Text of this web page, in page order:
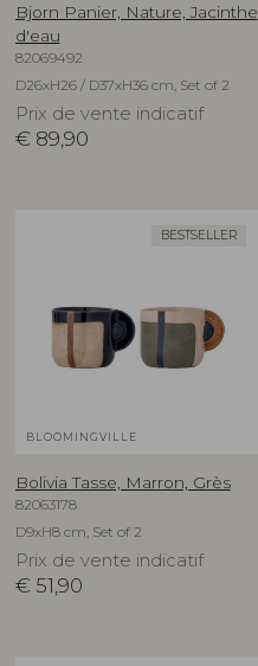
Bjorn Panier, Nature, Jacinthe
d'eau
82069492
D26xH26 / D37xH36 cm, Set of 2
Prix de vente indicatif
€ 89,90
BESTSELLER
BLOOMINGVILLE
Bolivia Tasse, Marron, Grès
82063178
D9xH8 cm, Set of 2
Prix de vente indicatif
€ 51,90